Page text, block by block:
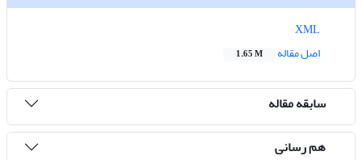
اصل مقاله
1.65 M
سابقه مقاله
هم رسانی